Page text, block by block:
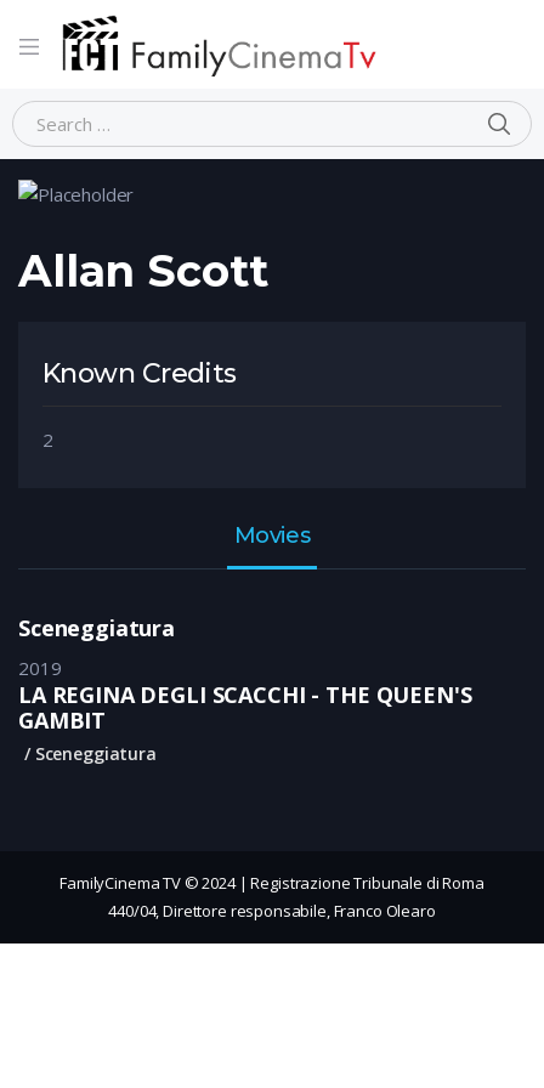
Home Person Allan Scott
Allan Scott
Known Credits
2
Movies
Sceneggiatura
2019
LA REGINA DEGLI SCACCHI - THE QUEEN'S
GAMBIT
Sceneggiatura
FamilyCinema TV © 2024 | Registrazione Tribunale di Roma
440/04, Direttore responsabile, Franco Olearo